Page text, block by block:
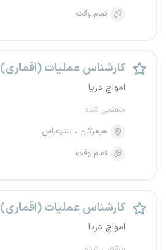
تمام وقت
کارشناس عملیات (اقماری)
امواج دریا
منقضی شده
هرمزگان
بندرعباس
تمام وقت
کارشناس عملیات (اقماری)
امواج دریا